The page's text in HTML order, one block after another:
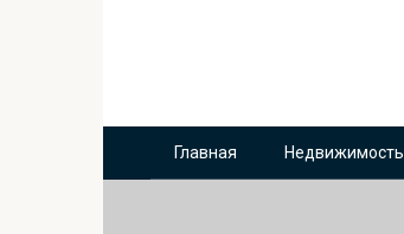
Главная Недвижимость